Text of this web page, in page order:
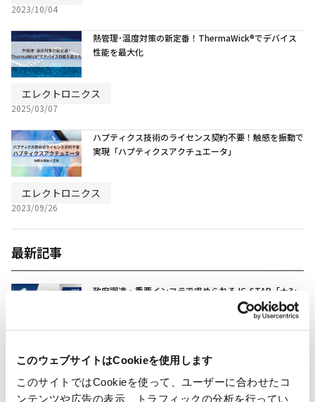
このウェブサイトはCookieを使用します
このサイトではCookieを使って、ユーザーに合わせたコ
ンテンツや広告の表示、トラフィックの分析を行ってい
2023/10/04
熱管理･温度対策の新定番！ThermaWick®でデバイス
性能を最大化
エレクトロニクス
2025/03/07
ハプティクス技術のライセンス契約不要！触感を振動で
実現「ハプティクスアクチュエータ」
エレクトロニクス
2023/09/26
最新記事
政府調達・重要インフラで求められるJC-STAR「★3」
とは？ 認証要件からPSTI・CLSとの相互承認まで徹底
2026/08/03
まず押さえたいJC-STAR制度の基礎と「★1」要件のポ